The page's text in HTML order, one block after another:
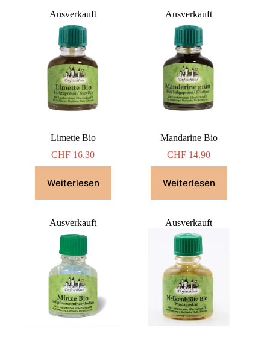
Ausverkauft
Limette Bio
CHF 16.30
Weiterlesen
Ausverkauft
Mandarine Bio
CHF 14.90
Weiterlesen
Ausverkauft Ausverkauft